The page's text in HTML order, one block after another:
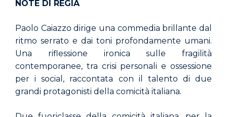
NOTE DI REGIA
Paolo Caiazzo dirige una commedia brillante dal
ritmo serrato e dai toni profondamente umani.
Una riflessione ironica sulle fragilità
contemporanee, tra crisi personali e ossessione
per i social, raccontata con il talento di due
grandi protagonisti della comicità italiana.